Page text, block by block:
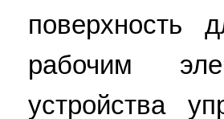
поверхность
рабочим
устройства